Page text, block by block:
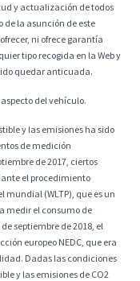
y actualización de todos
de la asunción de este
ni ofrece garantía
tipo recogida en la Web y
quedar anticuada.
del vehículo.
y las emisiones ha sido
de medición
de 2017, ciertos
el procedimiento
mundial (WLTP), que es un
medir el consumo de
septiembre de 2018, el
europeo NEDC, que era
Dadas las condiciones
y las emisiones de CO2